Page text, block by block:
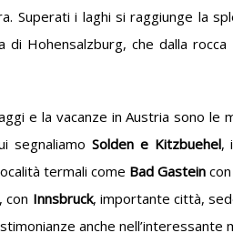
Superati i laghi si raggiunge la
di Hohensalzburg, che dalla
e la vacanze in Austria sono
segnaliamo Solden e Kitzbuehel,
termali come Bad Gastein
con Innsbruck, importante città,
anche nell’interessante